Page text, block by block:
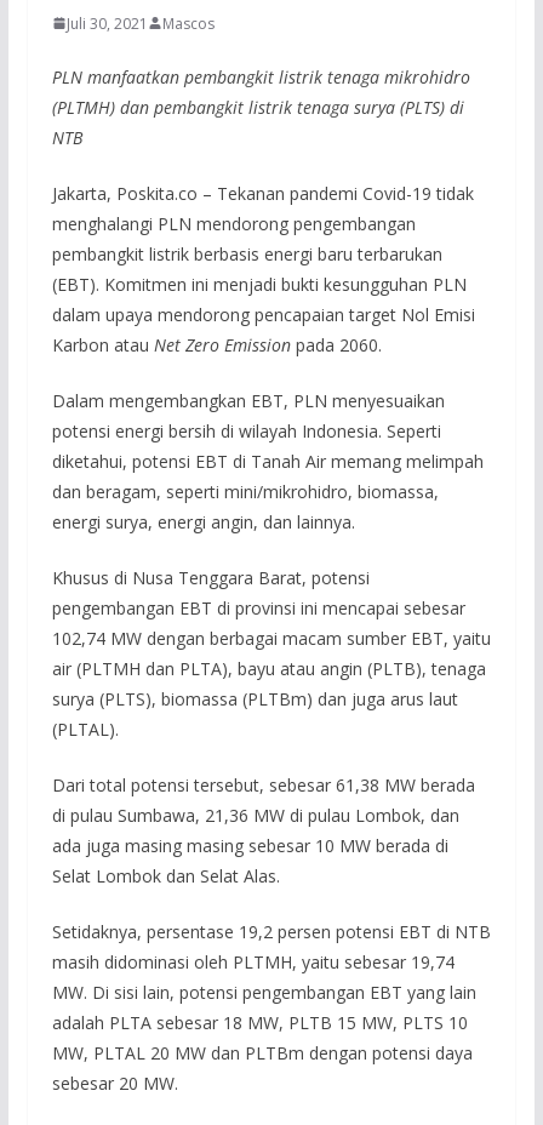
Juli 30, 2021 Mascos
PLN manfaatkan pembangkit listrik tenaga mikrohidro
(PLTMH) dan pembangkit listrik tenaga surya (PLTS) di
NTB
Jakarta, Poskita.co – Tekanan pandemi Covid-19 tidak
menghalangi PLN mendorong pengembangan
pembangkit listrik berbasis energi baru terbarukan
(EBT). Komitmen ini menjadi bukti kesungguhan PLN
dalam upaya mendorong pencapaian target Nol Emisi
Karbon atau Net Zero Emissionpada 2060.
Dalam mengembangkan EBT, PLN menyesuaikan
potensi energi bersih di wilayah Indonesia. Seperti
diketahui, potensi EBT di Tanah Air memang melimpah
dan beragam, seperti mini/mikrohidro, biomassa,
energi surya, energi angin, dan lainnya.
Khusus di Nusa Tenggara Barat, potensi
pengembangan EBT di provinsi ini mencapai sebesar
102,74 MW dengan berbagai macam sumber EBT, yaitu
air (PLTMH dan PLTA), bayu atau angin (PLTB), tenaga
surya (PLTS), biomassa (PLTBm) dan juga arus laut
(PLTAL).
Dari total potensi tersebut, sebesar 61,38 MW berada
di pulau Sumbawa, 21,36 MW di pulau Lombok, dan
ada juga masing masing sebesar 10 MW berada di
Selat Lombok dan Selat Alas.
Setidaknya, persentase 19,2 persen potensi EBT di NTB
masih didominasi oleh PLTMH, yaitu sebesar 19,74
MW. Di sisi lain, potensi pengembangan EBT yang lain
adalah PLTA sebesar 18 MW, PLTB 15 MW, PLTS 10
MW, PLTAL 20 MW dan PLTBm dengan potensi daya
sebesar 20 MW.